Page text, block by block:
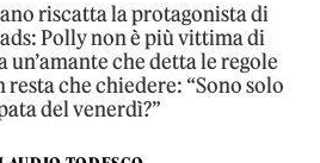
riscatta la protagonista di
Polly non è più vittima di
che detta le regole
resta che chiedere: “Sono solo
del venerdì?”